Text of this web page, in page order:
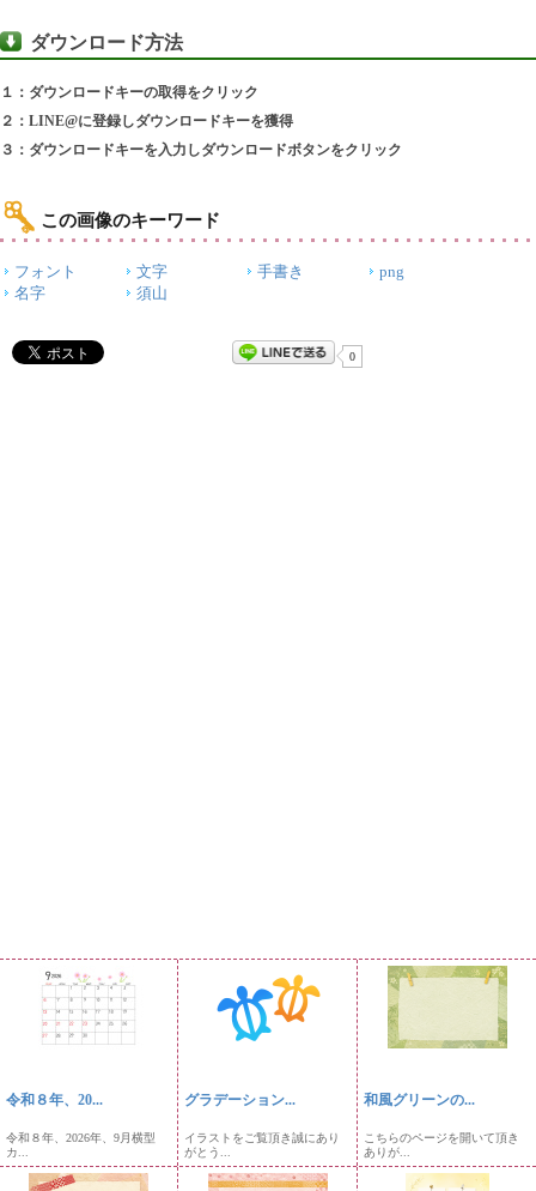
ダウンロード方法
１：ダウンロードキーの取得をクリック
２：LINE@に登録しダウンロードキーを獲得
３：ダウンロードキーを入力しダウンロードボタンをクリック
この画像のキーワード
フォント 文字 手書き
png
名字
須山
0
令和８年、20...
令和８年、2026年、9月横型
カ...
グラデーション...
イラストをご覧頂き誠にあり
がとう...
和風グリーンの...
こちらのページを開いて頂き
ありが...